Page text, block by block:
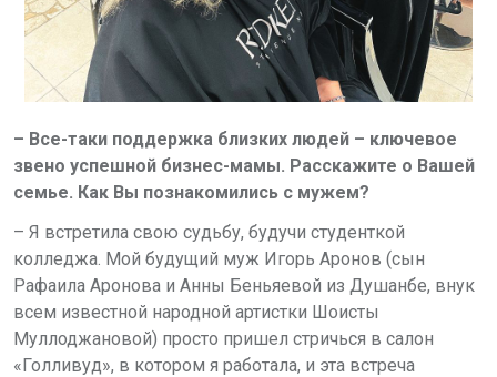
– Все-таки поддержка близких людей – ключевое
звено успешной бизнес-мамы. Расскажите о Вашей
семье. Как Вы познакомились с мужем?
– Я встретила свою судьбу, будучи студенткой
колледжа. Мой будущий муж Игорь Аронов (сын
Рафаила Аронова и Анны Беньяевой из Душанбе, внук
всем известной народной артистки Шоисты
Муллоджановой) просто пришел стричься в салон
«Голливуд», в котором я работала, и эта встреча